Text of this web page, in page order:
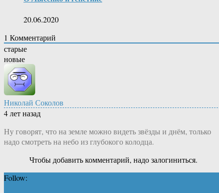
20.06.2020
1 Комментарий
старые
новые
Николай Соколов
4 лет назад
Ну говорят, что на земле можно видеть звёзды и днём, только
надо смотреть на небо из глубокого колодца.
Чтобы добавить комментарий, надо залогиниться.
Follow: